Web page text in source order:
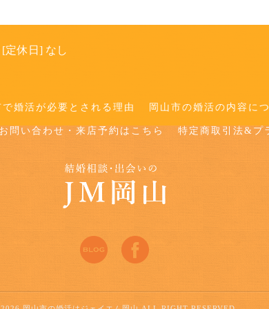
定休日] なし
で婚活が必要とされる理由 岡山市の婚活の内容に
お問い合わせ・来店予約はこちら 特定商取引法&プ